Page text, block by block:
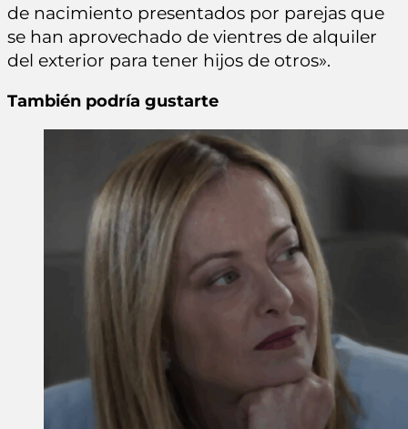
de nacimiento presentados por parejas que
se han aprovechado de vientres de alquiler
del exterior para tener hijos de otros».
También podría gustarte